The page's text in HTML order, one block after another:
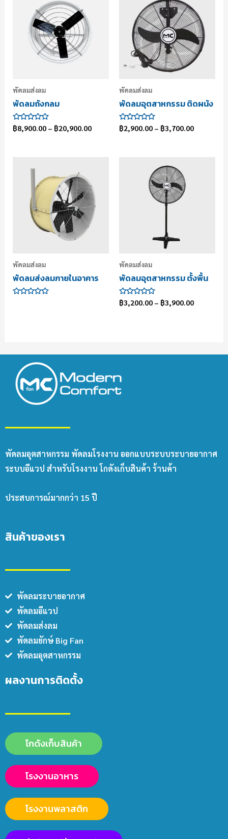
พัดลมส่งลม
พัดลมถังกลม
ให้
คะแนน
฿8,900.00– ฿20,900.00
พัดลมส่งลม
พัดลมอุตสาหกรรม ติดผนัง
ให้
คะแนน
฿2,900.00 – ฿3,700.00
พัดลมส่งลม
พัดลมส่งลมภายในอาคาร
พัดลมส่งลม
พัดลมอุตสาหกรรม ตั้งพื้น
ให้
คะแนน
฿3,200.00 – ฿3,900.00
พัดลมอุตสาหกรรม พัดลมโรงงาน ออกแบบระบบระบายอากาศ
ระบบอีแวป สำหรับโรงงาน โกดังเก็บสินค้า ร้านค้า
ประสบการณ์มากกว่า 15 ปี
สินค้าของเรา
พัดลมระบายอากาศ
พัดลมอีแวป
พัดลมส่งลม
พัดลมยักษ์ Big Fan
พัดลมอุตสาหกรรม
ผลงานการติดตั้ง
โกดังเก็บสินค้า
โรงงานอาหาร
โรงงานพลาสติก